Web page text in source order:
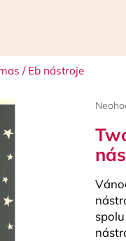
/ Eb nástroje
je
0,0
5